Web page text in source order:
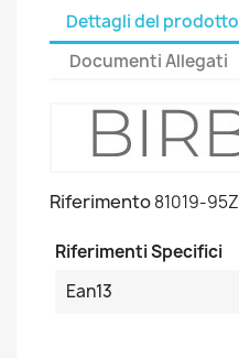
Dettagli del prodotto
Documenti Allegati
Riferimento81019-95Z
Riferimenti Specifici
Ean13